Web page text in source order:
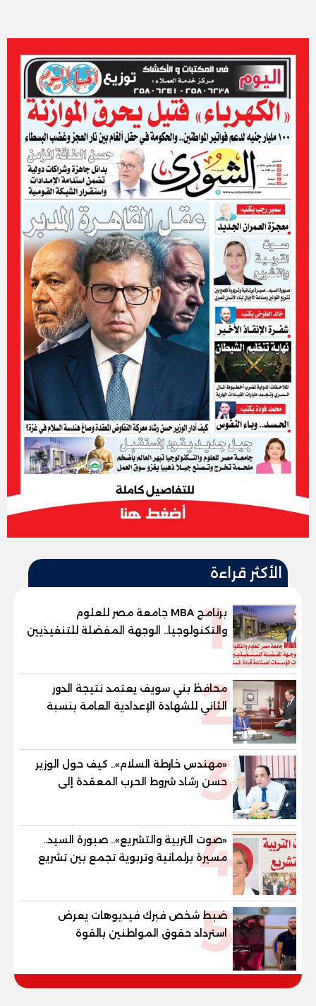
الأكثر قراءة
1
برنامج MBA جامعة مصر للعلوم
والتكنولوجيا.. الوجهة المفضلة للتنفيذيين
وقيادات المؤسسات لصناعة قادة
2
محافظ بني سويف يعتمد نتيجة الدور
الثاني للشهادة الإعدادية العامة بنسبة
والنور للمكفوفين
3
«مهندس خارطة السلام».. كيف حول الوزير
حسن رشاد شروط الحرب المعقدة إلى
"خارطة طريق" للانسحاب والإعمار؟
4
«صوت التربية والتشريع».. صبورة السيد..
مسيرة برلمانية وتربوية تجمع بين تشريع
القوانين وصناعة الأجيال لبناء الإنسان
5
ضبط شخص فبرك فيديوهات يعرض
استرداد حقوق المواطنين بالقوة